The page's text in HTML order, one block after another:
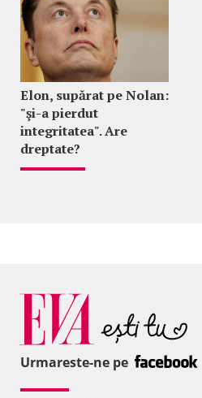
Elon, supărat pe Nolan:
"şi-a pierdut
integritatea". Are
dreptate?
Urmareste-ne pe